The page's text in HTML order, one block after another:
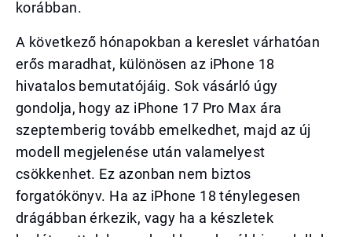
korábban.
A következő hónapokban a kereslet várhatóan
erős maradhat, különösen az iPhone 18
hivatalos bemutatójáig. Sok vásárló úgy
gondolja, hogy az iPhone 17 Pro Max ára
szeptemberig tovább emelkedhet, majd az új
modell megjelenése után valamelyest
csökkenhet. Ez azonban nem biztos
forgatókönyv. Ha az iPhone 18 ténylegesen
drágábban érkezik, vagy ha a készletek